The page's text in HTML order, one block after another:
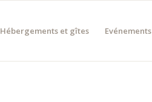
Hébergements et gîtes Evénements